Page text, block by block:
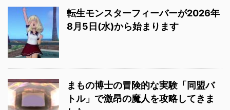
転生モンスターフィーバーが2026年
8月5日(水)から始まります
まもの博士の冒険的な実験「同盟バ
トル」で激昂の魔人を攻略してきま